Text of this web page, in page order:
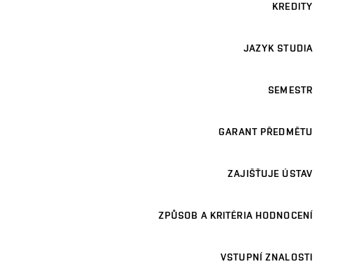
KREDITY
JAZYK STUDIA
SEMESTR
GARANT PŘEDMĚTU
ZAJIŠŤUJE ÚSTAV
ZPŮSOB A KRITÉRIA HODNOCENÍ
VSTUPNÍ ZNALOSTI